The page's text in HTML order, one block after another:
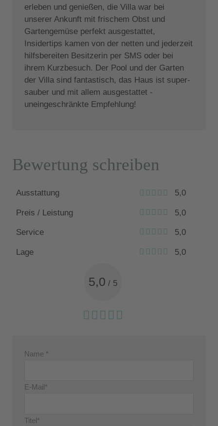
erleben und genießen, die Villa war bei
unserer Ankunft mit frischem Obst und
Gartengemüse perfekt ausgestattet,
Insidertips kamen von der netten und jederzeit
hilfsbereiten Besitzerin per SMS oder bei
ihrem Kurzbesuch. Der Pool und der Garten
der Villa sind fantastisch, das Haus ist super-
sauber und mit allem ausgestattet -
uneingeschränkte Empfehlung!
Bewertung schreiben
Ausstattung 5,0
Preis / Leistung 5,0
Service 5,0
Lage 5,0
5,0 / 5
Name *
E-Mail*
Titel*